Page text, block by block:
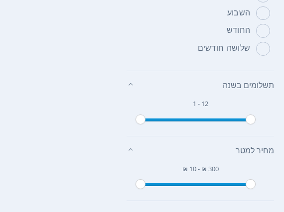
השבוע
החודש
שלושה חודשים
תשלומים בשנה
1 - 12
מחיר למטר
₪ 10 - ₪ 300